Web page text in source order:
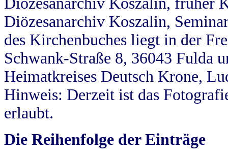
Diözesanarchiv Koszalin,
des Kirchenbuches liegt in der
Schwank-Straße 8, 36043 Fulda
Heimatkreises Deutsch Krone,
Hinweis: Derzeit ist das
erlaubt.
Die Reihenfolge der Einträge